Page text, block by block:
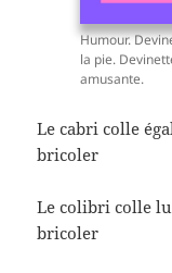
Humour.
la pie.
amusante.
Le cabri colle
bricoler
Le colibri colle
bricoler